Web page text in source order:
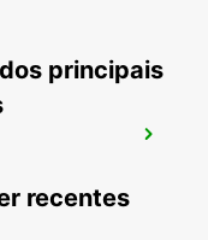
KINGDOM
principais
recentes